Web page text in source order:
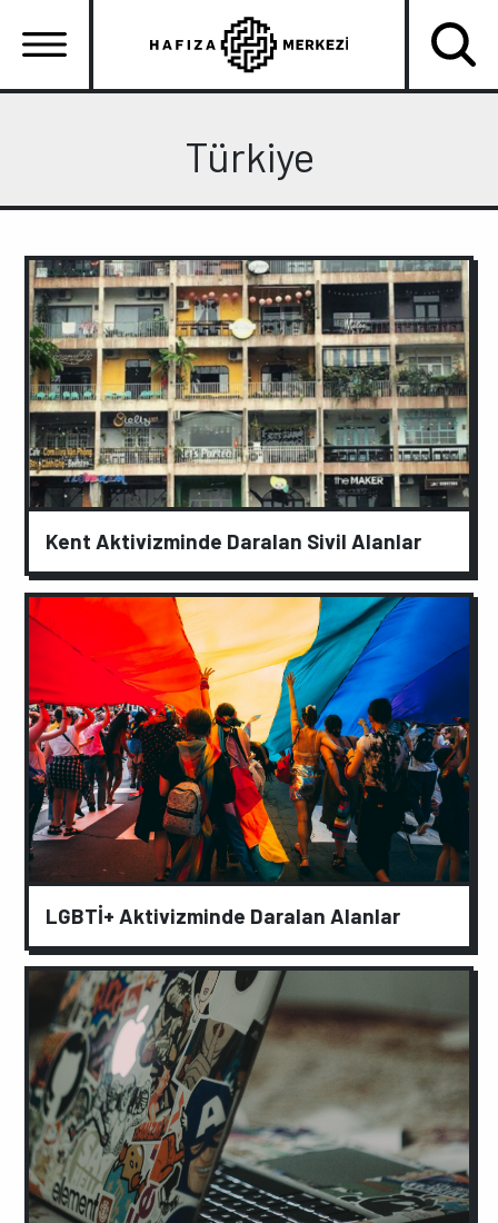
atla
Türkiye
Kent Aktivizminde Daralan Sivil Alanlar
LGBTİ+ Aktivizminde Daralan Alanlar